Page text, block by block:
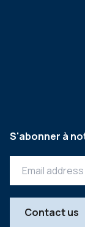
S'abonner à
Contact us